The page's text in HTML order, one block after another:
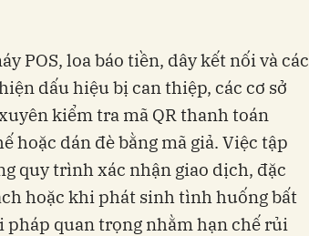
POS, loa báo tiền, dây kết nối và các
dấu hiệu bị can thiệp, các cơ sở
kiểm tra mã QR thanh toán
hoặc dán đè bằng mã giả. Việc tập
quy trình xác nhận giao dịch, đặc
hoặc khi phát sinh tình huống bất
quan trọng nhằm hạn chế rủi